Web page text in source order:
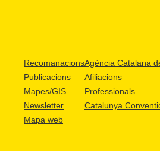
Recomanacions
Publicacions
Mapes/GIS
Newsletter
Mapa web
Agència Catalana
Afiliacions
Professionals
Catalunya